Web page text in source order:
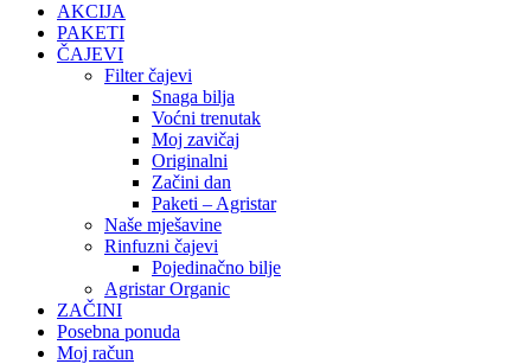
AKCIJA
PAKETI
ČAJEVI
Filter čajevi
Snaga bilja
Voćni trenutak
Moj zavičaj
Originalni
Začini dan
Paketi – Agristar
Naše mješavine
Rinfuzni čajevi
Pojedinačno bilje
Agristar Organic
ZAČINI
Posebna ponuda
Moj račun